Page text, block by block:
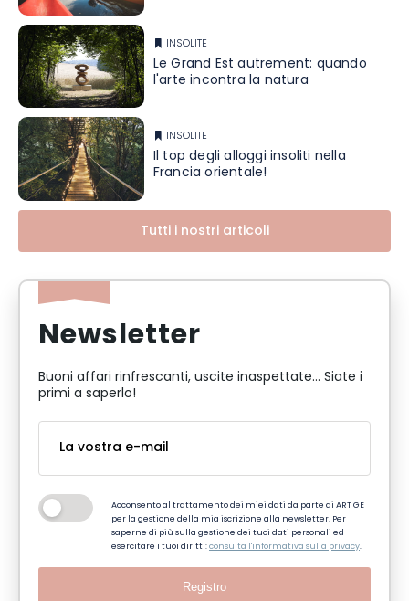
INSOLITE
Le Grand Est autrement: quando
l'arte incontra la natura
INSOLITE
Il top degli alloggi insoliti nella
Francia orientale!
Tutti i nostri articoli
Newsletter
Buoni affari rinfrescanti, uscite inaspettate... Siate i
primi a saperlo!
Acconsento al trattamento dei miei dati da parte di ART GE
per la gestione della mia iscrizione alla newsletter. Per
saperne di più sulla gestione dei tuoi dati personali ed
esercitare i tuoi diritti:consulta l'informativa sulla privacy.
Registro